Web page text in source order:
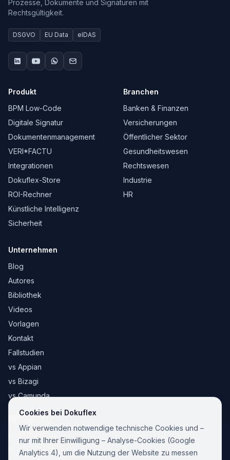
Prozesse, Dokumente und Signaturen mit
Rechtsgültigkeit.
DSGVO EU Data eIDAS
Produkt
BPM Low-Code
Digitale Signatur
Dokumentenmanagement
VERI*FACTU
Integrationen
Dokuflex-Store
ROI-Rechner
Künstliche Intelligenz
Sicherheit
Branchen
Banken & Finanzen
Versicherungen
Öffentlicher Sektor
Gesundheitswesen
Rechtswesen
Industrie
HR
Unternehmen
Blog
Autores
Bibliothek
Videos
Vorlagen
Kontakt
Fallstudien
vs Appian
vs Bizagi
vs Camunda
Rechtliches
Cookie-Richtlinie
Cookies bei Dokuflex
Wir verwenden notwendige technische Cookies und –
nur mit Ihrer Einwilligung – Analyse-Cookies (Google
Analytics 4), um die Nutzung der Website zu messen